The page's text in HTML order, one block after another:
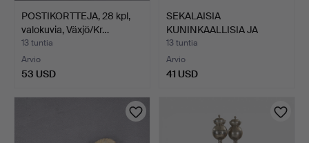
POSTIKORTTEJA, 28 kpl,
valokuvia, Växjö/Kr…
13 tuntia
Arvio
53 USD
SEKALAISIA
KUNINKAALLISIA JA
MUITA SAVUKEK…
13 tuntia
Arvio
41 USD